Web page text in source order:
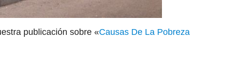
publicación sobre «Causas De La Pobreza